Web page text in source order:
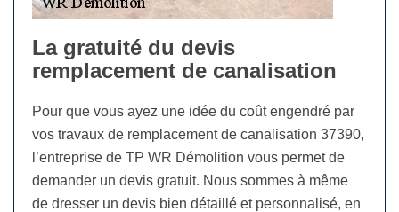
La gratuité du devis
remplacement de canalisation
Pour que vous ayez une idée du coût engendré par
vos travaux de remplacement de canalisation 37390,
l’entreprise de TP WR Démolition vous permet de
demander un devis gratuit. Nous sommes à même
de dresser un devis bien détaillé et personnalisé, en